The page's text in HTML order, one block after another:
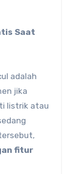
Saat
adalah
jika
listrik atau
fitur